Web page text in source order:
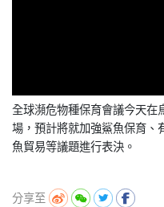
全球瀕危物種保育會議今天
場，預計將就加強鯊魚保育、
魚貿易等議題進行表決。
分享至